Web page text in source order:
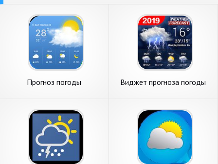
Прогноз погоды Виджет прогноза погоды